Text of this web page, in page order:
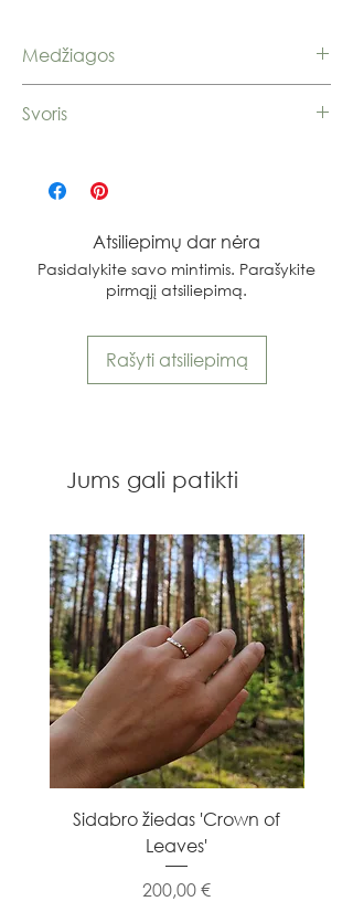
Medžiagos
Svoris
Atsiliepimų dar nėra
Pasidalykite savo mintimis. Parašykite
pirmąjį atsiliepimą.
Rašyti atsiliepimą
Jums gali patikti
Sidabro žiedas 'Crown of
Leaves'
Kaina
200,00 €